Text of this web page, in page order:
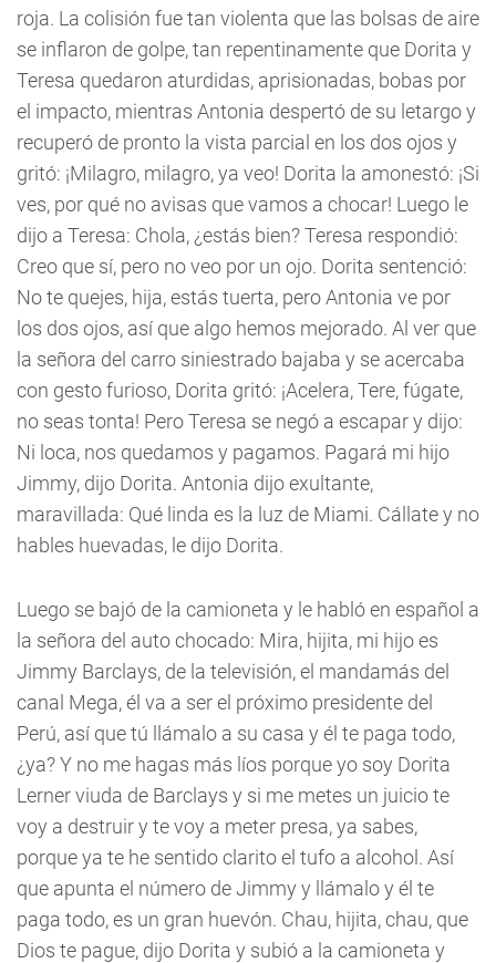
roja. La colisión fue tan violenta que las bolsas de aire
se inflaron de golpe, tan repentinamente que Dorita y
Teresa quedaron aturdidas, aprisionadas, bobas por
el impacto, mientras Antonia despertó de su letargo y
recuperó de pronto la vista parcial en los dos ojos y
gritó: ¡Milagro, milagro, ya veo! Dorita la amonestó: ¡Si
ves, por qué no avisas que vamos a chocar! Luego le
dijo a Teresa: Chola, ¿estás bien? Teresa respondió:
Creo que sí, pero no veo por un ojo. Dorita sentenció:
No te quejes, hija, estás tuerta, pero Antonia ve por
los dos ojos, así que algo hemos mejorado. Al ver que
la señora del carro siniestrado bajaba y se acercaba
con gesto furioso, Dorita gritó: ¡Acelera, Tere, fúgate,
no seas tonta! Pero Teresa se negó a escapar y dijo:
Ni loca, nos quedamos y pagamos. Pagará mi hijo
Jimmy, dijo Dorita. Antonia dijo exultante,
maravillada: Qué linda es la luz de Miami. Cállate y no
hables huevadas, le dijo Dorita.
Luego se bajó de la camioneta y le habló en español a
la señora del auto chocado: Mira, hijita, mi hijo es
Jimmy Barclays, de la televisión, el mandamás del
canal Mega, él va a ser el próximo presidente del
Perú, así que tú llámalo a su casa y él te paga todo,
¿ya? Y no me hagas más líos porque yo soy Dorita
Lerner viuda de Barclays y si me metes un juicio te
voy a destruir y te voy a meter presa, ya sabes,
porque ya te he sentido clarito el tufo a alcohol. Así
que apunta el número de Jimmy y llámalo y él te
paga todo, es un gran huevón. Chau, hijita, chau, que
Dios te pague, dijo Dorita y subió a la camioneta y